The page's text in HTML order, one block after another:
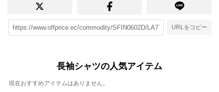
URLをコピー
長袖シャツの人気アイテム
現在おすすめアイテムはありません。